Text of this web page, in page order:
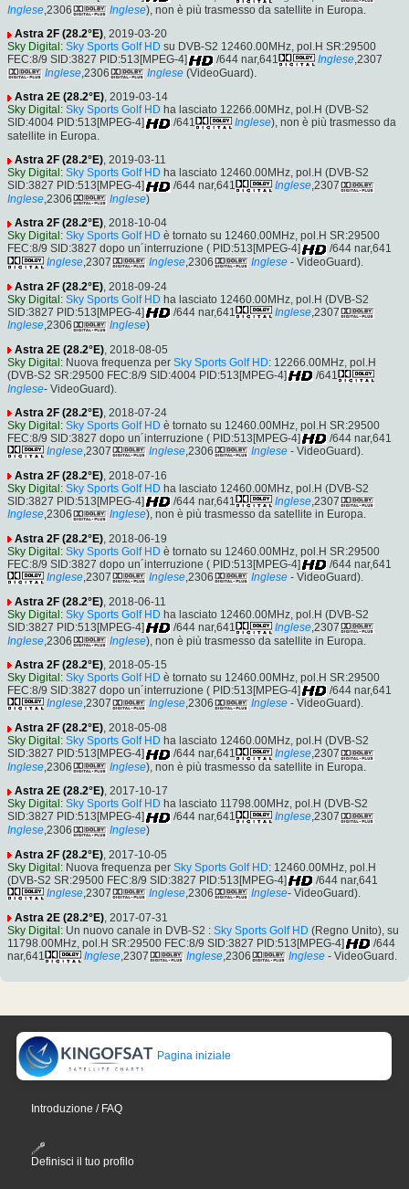
Inglese,2306 Inglese), non è più trasmesso da satellite in Europa.
Astra 2F (28.2°E), 2019-03-20
Sky Digital : Sky Sports Golf HD su DVB-S2 12460.00MHz, pol.H SR:29500
FEC:8/9 SID:3827 PID:513[MPEG-4]
/644 nar,641 Inglese,2307
Inglese,2306 Inglese (VideoGuard).
Astra 2E (28.2°E), 2019-03-14
Sky Digital : Sky Sports Golf HD ha lasciato 12266.00MHz, pol.H (DVB-S2
SID:4004 PID:513[MPEG-4]
/641 Inglese), non è più trasmesso da
satellite in Europa.
Astra 2F (28.2°E), 2019-03-11
Sky Digital : Sky Sports Golf HD ha lasciato 12460.00MHz, pol.H (DVB-S2
SID:3827 PID:513[MPEG-4]
/644 nar,641 Inglese,2307
Inglese,2306 Inglese)
Astra 2F (28.2°E), 2018-10-04
Sky Digital : Sky Sports Golf HD è tornato su 12460.00MHz, pol.H SR:29500
FEC:8/9 SID:3827 dopo un´interruzione ( PID:513[MPEG-4]
/644 nar,641
Inglese ,2307 Inglese ,2306 Inglese - VideoGuard).
Astra 2F (28.2°E) , 2018-09-24
Sky Digital: Sky Sports Golf HD ha lasciato 12460.00MHz, pol.H (DVB-S2
SID:3827 PID:513[MPEG-4]
/644 nar,641 Inglese ,2307
Inglese,2306 Inglese)
Astra 2E (28.2°E) , 2018-08-05
Sky Digital: Nuova frequenza per Sky Sports Golf HD: 12266.00MHz, pol.H
(DVB-S2 SR:29500 FEC:8/9 SID:4004 PID:513[MPEG-4]
/641
Inglese- VideoGuard).
Astra 2F (28.2°E) , 2018-07-24
Sky Digital: Sky Sports Golf HD è tornato su 12460.00MHz, pol.H SR:29500
FEC:8/9 SID:3827 dopo un´interruzione ( PID:513[MPEG-4]
/644 nar,641
Inglese,2307 Inglese,2306 Inglese - VideoGuard).
Astra 2F (28.2°E) , 2018-07-16
Sky Digital: Sky Sports Golf HD ha lasciato 12460.00MHz, pol.H (DVB-S2
SID:3827 PID:513[MPEG-4]
/644 nar,641 Inglese ,2307
Inglese,2306 Inglese), non è più trasmesso da satellite in Europa.
Astra 2F (28.2°E), 2018-06-19
Sky Digital: Sky Sports Golf HD è tornato su 12460.00MHz, pol.H SR:29500
FEC:8/9 SID:3827 dopo un´interruzione ( PID:513[MPEG-4]
/644 nar,641
Inglese,2307 Inglese,2306 Inglese - VideoGuard).
Astra 2F (28.2°E), 2018-06-11
Sky Digital : Sky Sports Golf HD ha lasciato 12460.00MHz, pol.H (DVB-S2
SID:3827 PID:513[MPEG-4]
/644 nar,641 Inglese,2307
Inglese ,2306 Inglese), non è più trasmesso da satellite in Europa.
Astra 2F (28.2°E), 2018-05-15
Sky Digital : Sky Sports Golf HD è tornato su 12460.00MHz, pol.H SR:29500
FEC:8/9 SID:3827 dopo un´interruzione ( PID:513[MPEG-4]
/644 nar,641
Inglese,2307 Inglese,2306 Inglese - VideoGuard).
Astra 2F (28.2°E), 2018-05-08
Sky Digital : Sky Sports Golf HD ha lasciato 12460.00MHz, pol.H (DVB-S2
SID:3827 PID:513[MPEG-4]
/644 nar,641 Inglese,2307
Inglese,2306 Inglese), non è più trasmesso da satellite in Europa.
Astra 2E (28.2°E), 2017-10-17
Sky Digital : Sky Sports Golf HD ha lasciato 11798.00MHz, pol.H (DVB-S2
SID:3827 PID:513[MPEG-4]
/644 nar,641 Inglese,2307
Inglese,2306 Inglese)
Astra 2F (28.2°E) , 2017-10-05
Sky Digital: Nuova frequenza per Sky Sports Golf HD: 12460.00MHz, pol.H
(DVB-S2 SR:29500 FEC:8/9 SID:3827 PID:513[MPEG-4]
/644 nar,641
Inglese,2307 Inglese,2306 Inglese- VideoGuard).
Astra 2E (28.2°E) , 2017-07-31
Sky Digital: Un nuovo canale in DVB-S2 : Sky Sports Golf HD (Regno Unito), su
11798.00MHz, pol.H SR:29500 FEC:8/9 SID:3827 PID:513[MPEG-4]
/644
nar,641
Inglese,2307 Inglese,2306 Inglese - VideoGuard.
Pagina iniziale
Introduzione / FAQ
Definisci il tuo profilo